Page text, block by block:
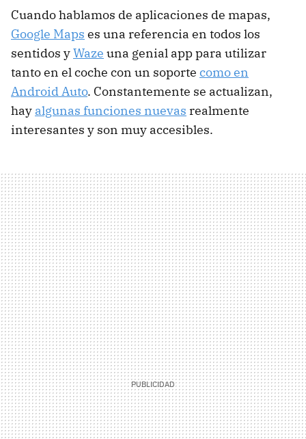
Cuando hablamos de aplicaciones de mapas,
Google Maps es una referencia en todos los
sentidos yWaze una genial app para utilizar
tanto en el coche con un soporte como en
Android Auto. Constantemente se actualizan,
hay algunas funciones nuevas realmente
interesantes y son muy accesibles.